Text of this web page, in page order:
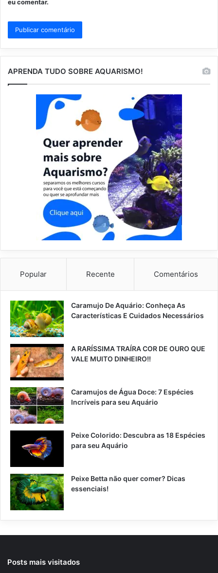
eu comentar.
APRENDA TUDO SOBRE AQUARISMO!
Popular Recente Comentários
Caramujo De Aquário: Conheça As
Características E Cuidados Necessários
A RARÍSSIMA TRAÍRA COR DE OURO QUE
VALE MUITO DINHEIRO!!
Caramujos de Água Doce: 7 Espécies
Incríveis para seu Aquário
Peixe Colorido: Descubra as 18 Espécies
para seu Aquário
Peixe Betta não quer comer? Dicas
essenciais!
Posts mais visitados